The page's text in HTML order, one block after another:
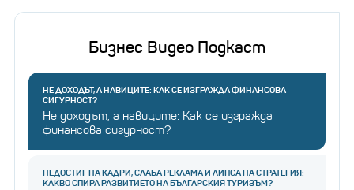
Бизнес Видео Подкаст
НЕ ДОХОДЪТ, А НАВИЦИТЕ: КАК СЕ ИЗГРАЖДА ФИНАНСОВА
СИГУРНОСТ?
Не доходът, а навиците: Как се изгражда
финансова сигурност?
НЕДОСТИГ НА КАДРИ, СЛАБА РЕКЛАМА И ЛИПСА НА СТРАТЕГИЯ:
КАКВО СПИРА РАЗВИТИЕТО НА БЪЛГАРСКИЯ ТУРИЗЪМ?